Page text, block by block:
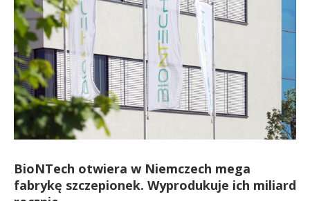
BioNTech otwiera w Niemczech mega
fabrykę szczepionek. Wyprodukuje ich miliard